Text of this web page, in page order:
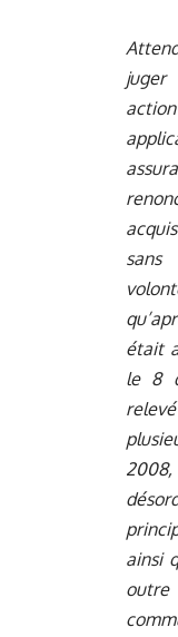
juger
sans
était
le 8
ainsi